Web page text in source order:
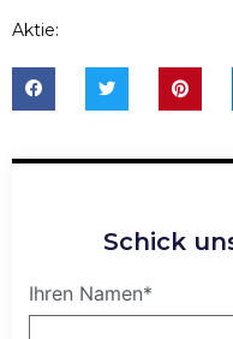
Aktie:
Schick
Ihren Namen*